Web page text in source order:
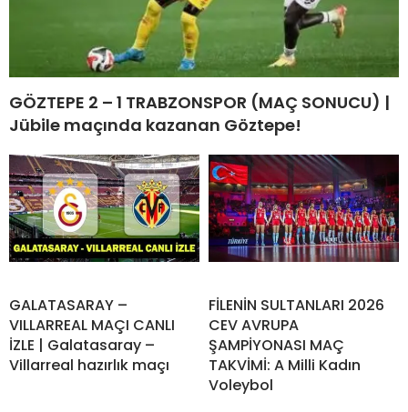
GÖZTEPE 2 – 1 TRABZONSPOR (MAÇ SONUCU) |
Jübile maçında kazanan Göztepe!
GALATASARAY –
VILLARREAL MAÇI CANLI
İZLE | Galatasaray –
Villarreal hazırlık maçı
FİLENİN SULTANLARI 2026
CEV AVRUPA
ŞAMPİYONASI MAÇ
TAKVİMİ: A Milli Kadın
Voleybol